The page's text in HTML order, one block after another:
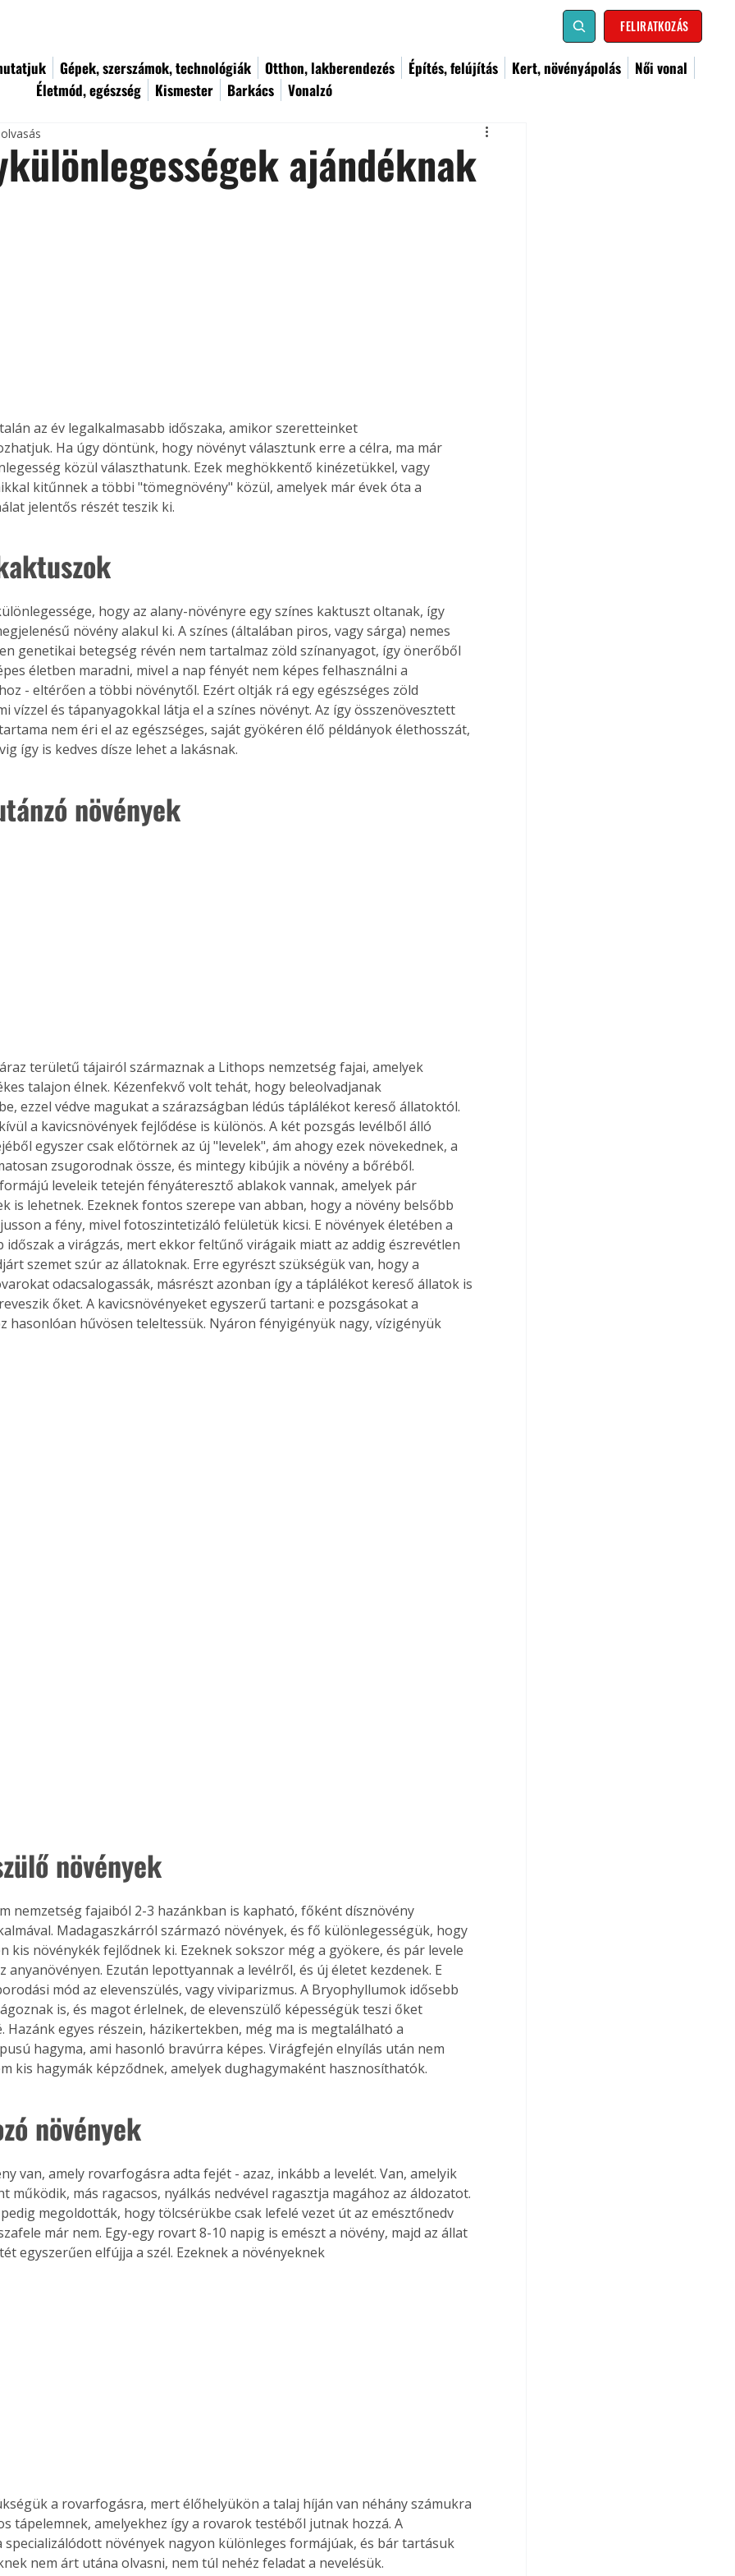
FELIRATKOZÁS
Gépek, szerszámok, technológiák Otthon, lakberendezés Építés, felújítás Kert, növényápolás
Női vonal
Életmód, egészség
Kismester Barkács Vonalzó
A
ajándéknak
az év legalkalmasabb időszaka, amikor szeretteinket
Ha úgy döntünk, hogy növényt választunk erre a célra, ma már
közül választhatunk. Ezek meghökkentő kinézetükkel, vagy
kitűnnek a többi "tömegnövény" közül, amelyek már évek óta a
jelentős részét teszik ki.
hogy az alany-növényre egy színes kaktuszt oltanak, így
növény alakul ki. A színes (általában piros, vagy sárga) nemes
genetikai betegség révén nem tartalmaz zöld színanyagot, így önerőből
életben maradni, mivel a nap fényét nem képes felhasználni a
- eltérően a többi növénytől. Ezért oltják rá egy egészséges zöld
vízzel és tápanyagokkal látja el a színes növényt. Az így összenövesztett
nem éri el az egészséges, saját gyökéren élő példányok élethosszát,
így is kedves dísze lehet a lakásnak.
növények
területű tájairól származnak a Lithops nemzetség fajai, amelyek
talajon élnek. Kézenfekvő volt tehát, hogy beleolvadjanak
ezzel védve magukat a szárazságban lédús táplálékot kereső állatoktól.
a kavicsnövények fejlődése is különös. A két pozsgás levélből álló
egyszer csak előtörnek az új "levelek", ám ahogy ezek növekednek, a
zsugorodnak össze, és mintegy kibújik a növény a bőréből.
leveleik tetején fényáteresztő ablakok vannak, amelyek pár
is lehetnek. Ezeknek fontos szerepe van abban, hogy a növény belsőbb
a fény, mivel fotoszintetizáló felületük kicsi. E növények életében a
időszak a virágzás, mert ekkor feltűnő virágaik miatt az addig észrevétlen
szemet szúr az állatoknak. Erre egyrészt szükségük van, hogy a
odacsalogassák, másrészt azonban így a táplálékot kereső állatok is
őket. A kavicsnövényeket egyszerű tartani: e pozsgásokat a
hasonlóan hűvösen teleltessük. Nyáron fényigényük nagy, vízigényük
növények
nemzetség fajaiból 2-3 hazánkban is kapható, főként dísznövény
Madagaszkárról származó növények, és fő különlegességük, hogy
kis növénykék fejlődnek ki. Ezeknek sokszor még a gyökere, és pár levele
anyanövényen. Ezután lepottyannak a levélről, és új életet kezdenek. E
mód az elevenszülés, vagy viviparizmus. A Bryophyllumok idősebb
is, és magot érlelnek, de elevenszülő képességük teszi őket
Hazánk egyes részein, házikertekben, még ma is megtalálható a
hagyma, ami hasonló bravúrra képes. Virágfején elnyílás után nem
kis hagymák képződnek, amelyek dughagymaként hasznosíthatók.
növények
van, amely rovarfogásra adta fejét - azaz, inkább a levelét. Van, amelyik
működik, más ragacsos, nyálkás nedvével ragasztja magához az áldozatot.
megoldották, hogy tölcsérükbe csak lefelé vezet út az emésztőnedv
már nem. Egy-egy rovart 8-10 napig is emészt a növény, majd az állat
egyszerűen elfújja a szél. Ezeknek a növényeknek
a rovarfogásra, mert élőhelyükön a talaj híján van néhány számukra
tápelemnek, amelyekhez így a rovarok testéből jutnak hozzá. A
növények nagyon különleges formájúak, és bár tartásuk
nem árt utána olvasni, nem túl nehéz feladat a nevelésük.